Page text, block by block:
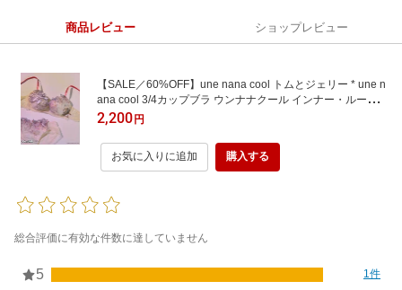
商品レビュー ショップレビュー
【SALE／60%OFF】une nana cool トムとジェリー * une n
ana cool 3/4カップブラ ウンナナクール インナー・ルーム
ウェア ブラジャー ホワイト ブルー
2,200円
お気に入りに追加 購入する
総合評価に有効な件数に達していません
5 1件